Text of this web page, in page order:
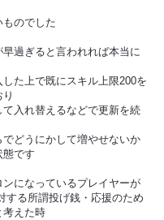
ものでした
過ぎると言われれば本当に
た上で既にスキル上限200を
入れ替えるなどで更新を続
どうにかして増やせないか
態です
になっているプレイヤーが
する所謂投げ銭・応援のため
考えた時